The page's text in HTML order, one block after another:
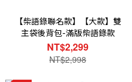
【柴語錄聯名款】【大款】雙
主袋後背包-滿版柴語錄款
NT$2,299
NT$2,998